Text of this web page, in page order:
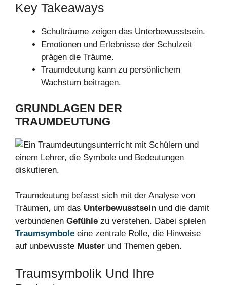
Key Takeaways
Schulträume zeigen das Unterbewusstsein.
Emotionen und Erlebnisse der Schulzeit
prägen die Träume.
Traumdeutung kann zu persönlichem
Wachstum beitragen.
GRUNDLAGEN DER
TRAUMDEUTUNG
Traumdeutung befasst sich mit der Analyse von
Träumen, um das Unterbewusstsein und die damit
verbundenen Gefühle zu verstehen. Dabei spielen
Traumsymbole eine zentrale Rolle, die Hinweise
auf unbewusste Muster und Themen geben.
Traumsymbolik Und Ihre